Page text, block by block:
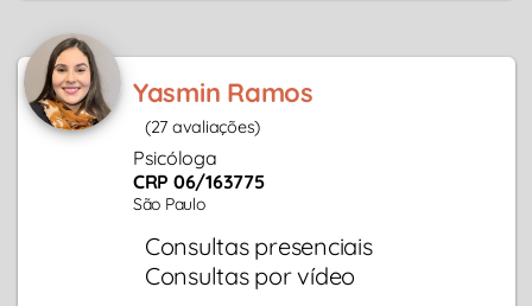
Yasmin Ramos
(27 avaliações)
Psicóloga
CRP 06/163775
São Paulo
Consultas presenciais
Consultas por vídeo